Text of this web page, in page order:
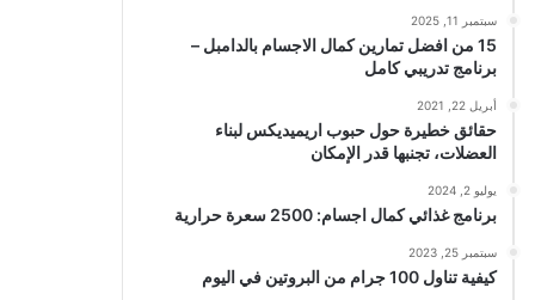
سبتمبر 11, 2025
15 من افضل تمارين كمال الاجسام بالدامبل –
برنامج تدريبي كامل
أبريل 22, 2021
حقائق خطيرة حول حبوب اريميديكس لبناء
العضلات، تجنبها قدر الإمكان
يوليو 2, 2024
برنامج غذائي كمال اجسام: 2500 سعرة حرارية
سبتمبر 25, 2023
كيفية تناول 100 جرام من البروتين في اليوم